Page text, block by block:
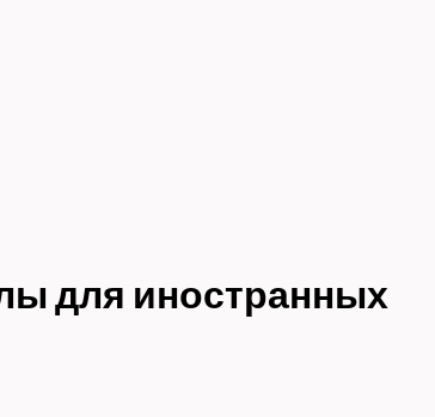
для иностранных